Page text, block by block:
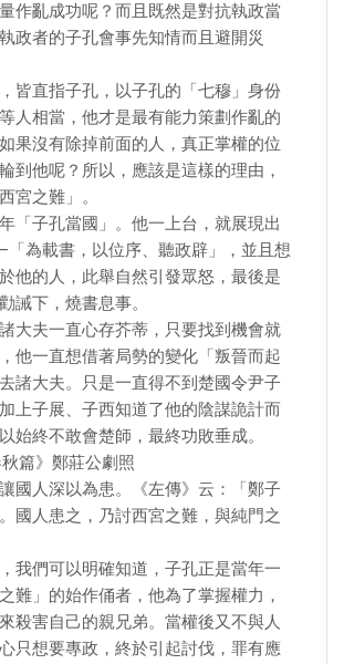
作亂成功呢？而且既然是對抗執政當
政者的子孔會事先知情而且避開災
皆直指子孔，以子孔的「七穆」身份
人相當，他才是最有能力策劃作亂的
果沒有除掉前面的人，真正掌權的位
到他呢？所以，應該是這樣的理由，
宮之難」。
「子孔當國」。他一上台，就展現出
為載書，以位序、聽政辟」，並且想
他的人，此舉自然引發眾怒，最後是
誡下，燒書息事。
大夫一直心存芥蒂，只要找到機會就
他一直想借著局勢的變化「叛晉而起
諸大夫。只是一直得不到楚國令尹子
上子展、子西知道了他的陰謀詭計而
始終不敢會楚師，最終功敗垂成。
秋篇》鄭莊公劇照
國人深以為患。《左傳》云：「鄭子
國人患之，乃討西宮之難，與純門之
我們可以明確知道，子孔正是當年一
難」的始作俑者，他為了掌握權力，
殺害自己的親兄弟。當權後又不與人
只想要專政，終於引起討伐，罪有應